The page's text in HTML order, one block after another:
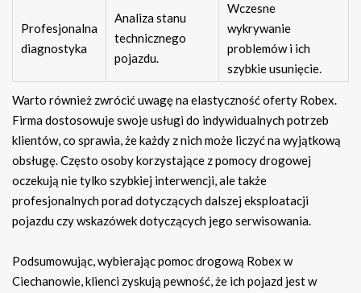
Profesjonalna
diagnostyka
Analiza stanu
technicznego
pojazdu.
Wczesne
wykrywanie
problemów i ich
szybkie usunięcie.
Warto również zwrócić uwagę na elastyczność oferty Robex.
Firma dostosowuje swoje usługi do indywidualnych potrzeb
klientów, co sprawia, że każdy z nich może liczyć na wyjątkową
obsługę. Często osoby korzystające z pomocy drogowej
oczekują nie tylko szybkiej interwencji, ale także
profesjonalnych porad dotyczących dalszej eksploatacji
pojazdu czy wskazówek dotyczących jego serwisowania.
Podsumowując, wybierając pomoc drogową Robex w
Ciechanowie, klienci zyskują pewność, że ich pojazd jest w